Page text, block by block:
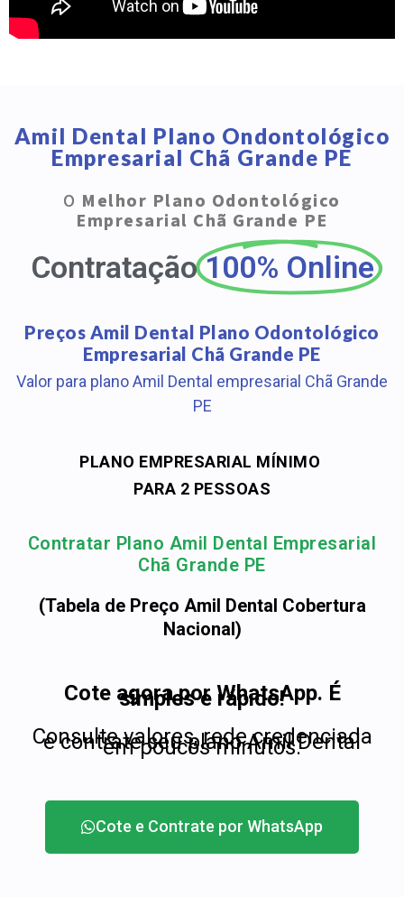
Amil Dental Plano Ondontológico
Empresarial Chã Grande PE
O Melhor Plano Odontológico
Empresarial Chã Grande PE
Contratação 100% Online
Preços Amil Dental Plano Odontológico
Empresarial Chã Grande PE
Valor para plano Amil Dental empresarial Chã Grande
PE
PLANO EMPRESARIAL MÍNIMO
PARA 2 PESSOAS
Contratar Plano Amil Dental Empresarial
Chã Grande PE
(Tabela de Preço Amil Dental Cobertura
Nacional)
Cote agora por WhatsApp. É
simples e rápido!
Consulte valores, rede credenciada
e contrate seu plano Amil Dental
em poucos minutos.
Cote e Contrate por WhatsApp